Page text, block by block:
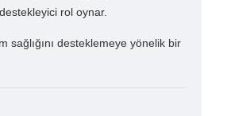
rol oynar.
sağlığını desteklemeye yönelik bir